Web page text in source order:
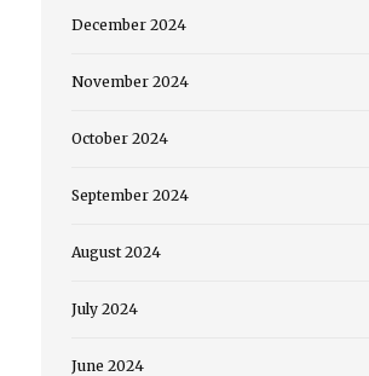
December 2024
November 2024
October 2024
September 2024
August 2024
July 2024
June 2024